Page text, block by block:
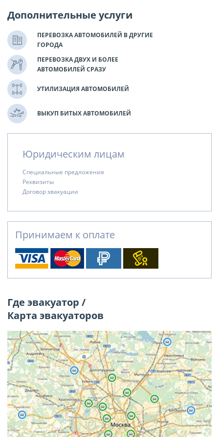
Дополнительные услуги
ПЕРЕВОЗКА АВТОМОБИЛЕЙ В ДРУГИЕ
ГОРОДА
ПЕРЕВОЗКА ДВУХ И БОЛЕЕ
АВТОМОБИЛЕЙ СРАЗУ
УТИЛИЗАЦИЯ АВТОМОБИЛЕЙ
ВЫКУП БИТЫХ АВТОМОБИЛЕЙ
Юридическим лицам
Специальные предложения
Реквизиты
Договор эвакуации
Принимаем к оплате
Где эвакуатор /
Карта эвакуаторов